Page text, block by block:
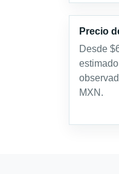
Precio
Desde
MXN.